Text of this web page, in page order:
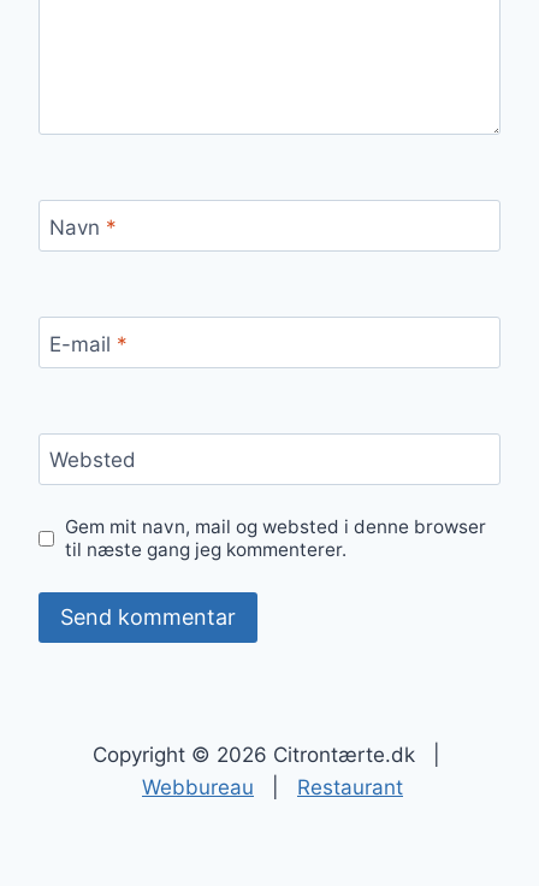
Navn *
E-mail *
Websted
Gem mit navn, mail og websted i denne browser
til næste gang jeg kommenterer.
Copyright © 2026 Citrontærte.dk |
Webbureau
Restaurant